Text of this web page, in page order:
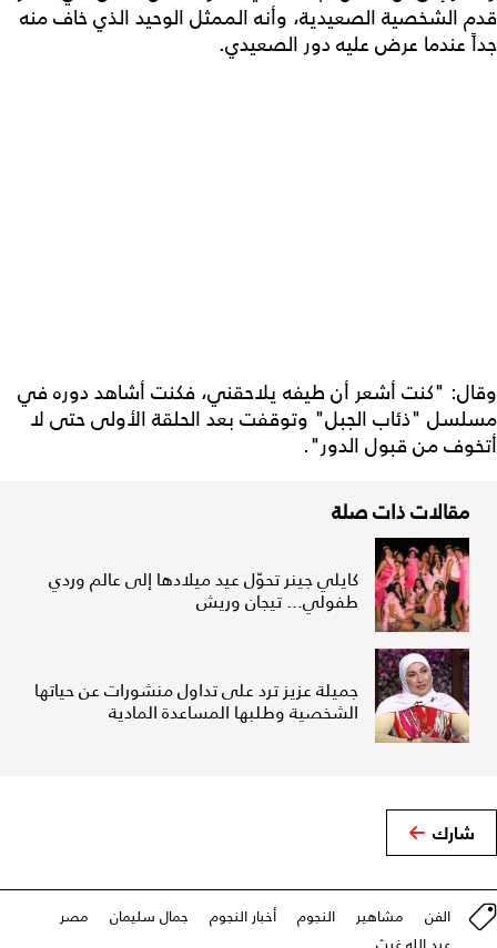
قدم الشخصية الصعيدية، وأنه الممثل الوحيد الذي خاف منه
جداً عندما عرض عليه دور الصعيدي.
وقال: "كنت أشعر أن طيفه يلاحقني، فكنت أشاهد دوره في
مسلسل "ذئاب الجبل" وتوقفت بعد الحلقة الأولى حتى لا
أتخوف من قبول الدور".
مقالات ذات صلة
كايلي جينر تحوّل عيد ميلادها إلى عالم وردي
طفولي... تيجان وريش
جميلة عزيز ترد على تداول منشورات عن حياتها
الشخصية وطلبها المساعدة المادية
شارك
الفن مشاهير النجوم أخبار النجوم جمال سليمان
مصر